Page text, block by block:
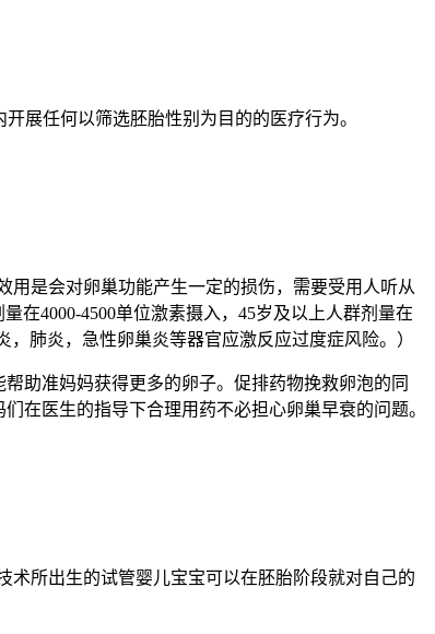
展任何以筛选胚胎性别为目的的医疗行为。
是会对卵巢功能产生一定的损伤，需要受用人听从
在4000-4500单位激素摄入，45岁及以上人群剂量在
肺炎，急性卵巢炎等器官应激反应过度症风险。）
助准妈妈获得更多的卵子。促排药物挽救卵泡的同
在医生的指导下合理用药不必担心卵巢早衰的问题。
所出生的试管婴儿宝宝可以在胚胎阶段就对自己的